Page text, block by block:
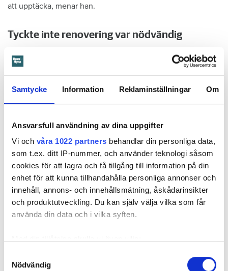
Samtycke Information Reklaminställningar Om
Ansvarsfull användning av dina uppgifter
Vi och våra 1022 partners behandlar din personliga data,
som t.ex. ditt IP-nummer, och använder teknologi såsom
cookies för att lagra och få tillgång till information på din
enhet för att kunna tillhandahålla personliga annonser och
innehåll, annons- och innehållsmätning, åskådarinsikter
och produktutveckling. Du kan själv välja vilka som får
använda din data och i vilka syften.
som kan ha en noggrannhet på upp till flera meter
Nödvändig
att upptäcka, menar han.
Tyckte inte renovering var nödvändig
redan 2024 vände sig till hyresgästen med ett erbjudande
om att renovera hela lägenheten. Men då svarade
hyresgästen att både kök och badrum var i funktionellt
skadorna inte blivit lika omfattande och dyra att åtgärda,
menar värden.
Hyresnämndengick på värdens linje och beslutade att
kontraktet skulle upphöra från sista januari 2026.
Hyresgästen borde med tanke på att sprickan var så stor
som den var och satt där den satt ha insett att den kunde
medföra större problem, menar hyresnämnden.
med ett beslut. Den enda ändringen är att hyresgästen får